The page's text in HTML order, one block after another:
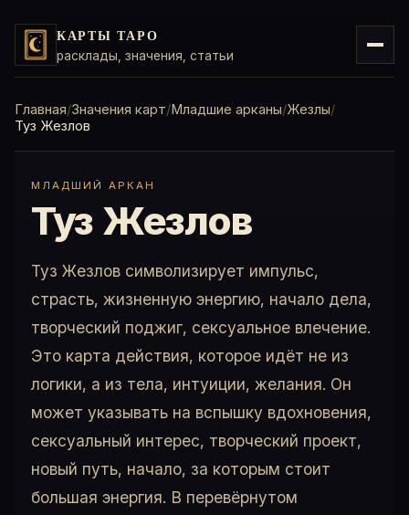
КАРТЫ ТАРО
расклады, значения, статьи
Главная Значения карт Младшие арканы Жезлы
Туз Жезлов
МЛАДШИЙ АРКАН
Туз Жезлов
Туз Жезлов символизирует импульс,
страсть, жизненную энергию, начало дела,
творческий поджиг, сексуальное влечение.
Это карта действия, которое идёт не из
логики, а из тела, интуиции, желания. Он
может указывать на вспышку вдохновения,
сексуальный интерес, творческий проект,
новый путь, начало, за которым стоит
большая энергия. В перевёрнутом